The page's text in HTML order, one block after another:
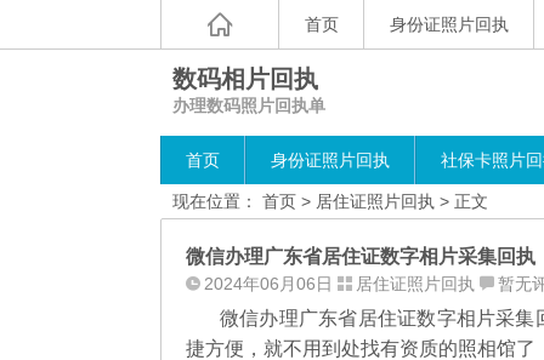
首页 身份证照片回执
数码相片回执
办理数码照片回执单
首页 身份证照片回执 社保卡照片
现在位置： 首页 > 居住证照片回执 > 正文
微信办理广东省居住证数字相片采集回执
2024年06月06日 居住证照片回执 暂无
微信办理广东省居住证数字相片采
捷方便，就不用到处找有资质的照相馆了